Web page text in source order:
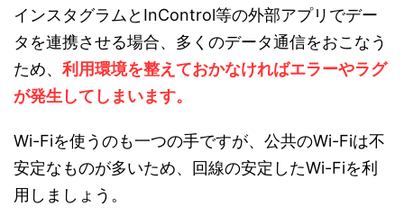
インスタグラムとInControl等の外部アプリでデー
タを連携させる場合、多くのデータ通信をおこなう
ため、 利用環境を整えておかなければエラーやラグ
が発生してしまいます。
Wi-Fiを使うのも一つの手ですが、公共のWi-Fiは不
安定なものが多いため、回線の安定したWi-Fiを利
用しましょう。